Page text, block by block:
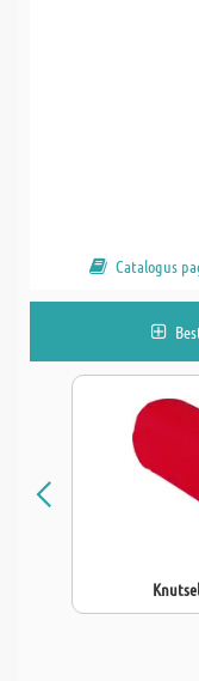
Catalogus